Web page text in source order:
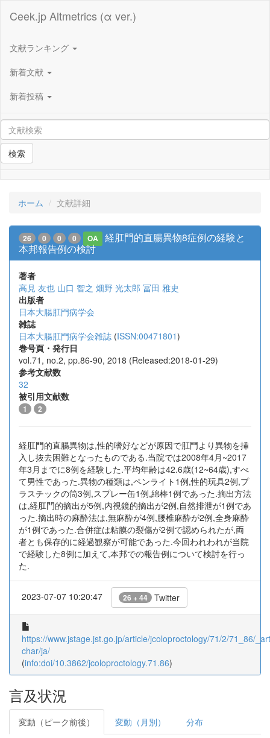
Ceek.jp Altmetrics (α ver.)
文献ランキング
新着文献
新着投稿
検索
ホーム 文献詳細
26 0 0 0 OA
経肛門的直腸異物8症例の経験と
本邦報告例の検討
著者
高見 友也 山口 智之 畑野 光太郎 冨田 雅史
出版者
日本大腸肛門病学会
雑誌
日本大腸肛門病学会雑誌 (ISSN:00471801)
巻号頁・発行日
vol.71, no.2, pp.86-90, 2018 (Released:2018-01-29)
参考文献数
32
被引用文献数
1 2
経肛門的直腸異物は,性的嗜好などが原因で肛門より異物を挿
入し抜去困難となったものである.当院では2008年4月~2017
年3月までに8例を経験した.平均年齢は42.6歳(12~64歳),すべ
て男性であった.異物の種類は,ペンライト1例,性的玩具2例,プ
ラスチックの筒3例,スプレー缶1例,綿棒1例であった.摘出方法
は,経肛門的摘出が5例,内視鏡的摘出が2例,自然排泄が1例であ
った.摘出時の麻酔法は,無麻酔が4例,腰椎麻酔が2例,全身麻酔
が1例であった.合併症は粘膜の裂傷が2例で認められたが,両
者とも保存的に経過観察が可能であった.今回われわれが当院
で経験した8例に加えて,本邦での報告例について検討を行っ
た.
2023-07-07 10:20:47 26 + 44 Twitter
https://www.jstage.jst.go.jp/article/jcoloproctology/71/2/71_86/
char/ja/
(info:doi/10.3862/jcoloproctology.71.86)
言及状況
変動（ピーク前後） 変動（月別） 分布